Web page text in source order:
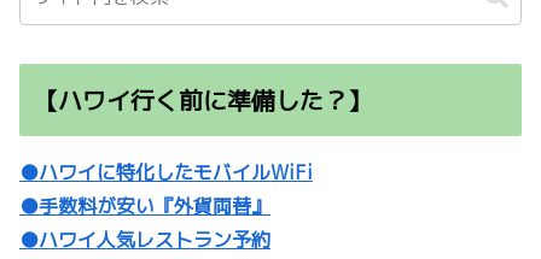
【ハワイ行く前に準備した？】
●ハワイに特化したモバイルWiFi
●手数料が安い『外貨両替』
●ハワイ人気レストラン予約